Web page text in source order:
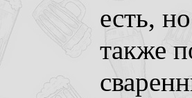
есть,
также